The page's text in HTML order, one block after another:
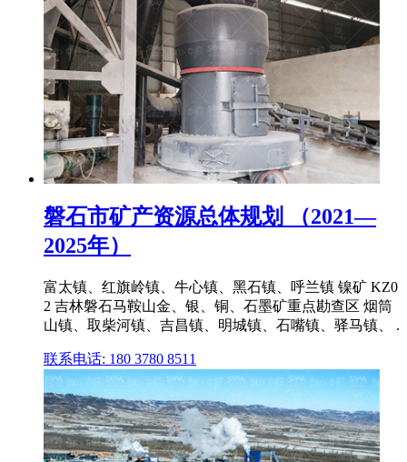
磐石市矿产资源总体规划 （2021—
2025年）
富太镇、红旗岭镇、牛心镇、黑石镇、呼兰镇 镍矿 KZ0
2 吉林磐石马鞍山金、银、铜、石墨矿重点勘查区 烟筒
山镇、取柴河镇、吉昌镇、明城镇、石嘴镇、驿马镇、 .
联系电话: 180 3780 8511